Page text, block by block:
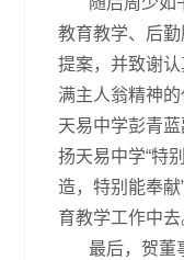
教育教学、后
提案，并致谢
满主人翁精神的
天易中学彭青
扬天易中学“特
造，特别能奉
育教学工作中去
最后，贺董